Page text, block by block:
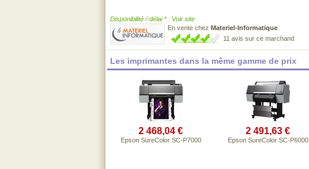
Disponibilité / délai * : Voir site
En vente chez Materiel-Informatique
11 avis sur ce marchand
Les imprimantes dans la même gamme de prix
2 468,04 €
Epson SureColor SC-P7000
2 491,63 €
Epson SureColor SC-P6000